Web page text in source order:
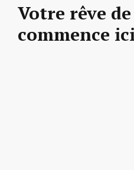
Votre rêve
commence ici